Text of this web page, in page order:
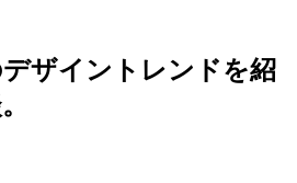
ザイントレンドを紹